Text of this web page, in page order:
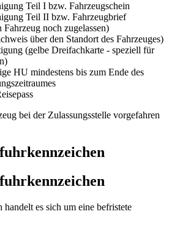
Teil I bzw. Fahrzeugschein
Teil II bzw. Fahrzeugbrief
noch zugelassen)
über den Standort des Fahrzeuges)
(gelbe Dreifachkarte - speziell für
HU mindestens bis zum Ende des
bei der Zulassungsstelle vorgefahren
es sich um eine befristete